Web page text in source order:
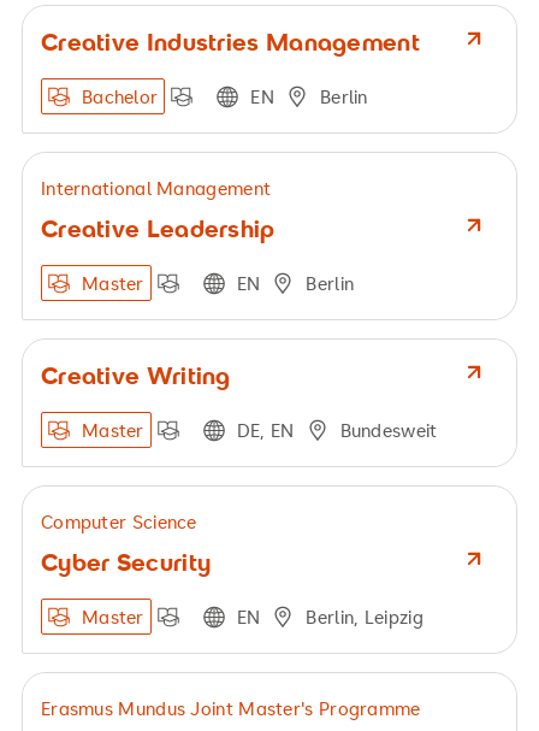
Creative Industries Management
Bachelor EN Berlin
International Management
Creative Leadership
Master EN Berlin
Creative Writing
Master DE, EN Bundesweit
Computer Science
Cyber Security
Master EN Berlin, Leipzig
Erasmus Mundus Joint Master's Programme